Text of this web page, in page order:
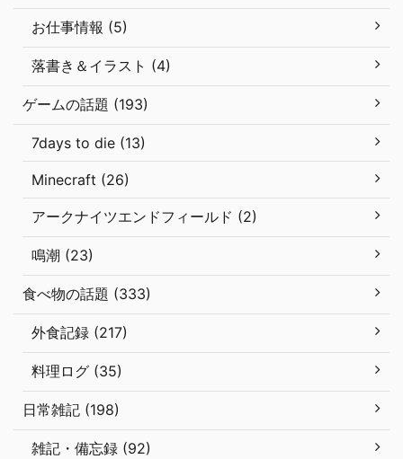
お仕事情報 (5)
落書き＆イラスト (4)
ゲームの話題 (193)
7days to die (13)
Minecraft (26)
アークナイツエンドフィールド (2)
鳴潮 (23)
食べ物の話題 (333)
外食記録 (217)
料理ログ (35)
日常雑記 (198)
雑記・備忘録 (92)